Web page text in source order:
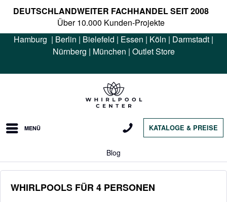
DEUTSCHLANDWEITER FACHHANDEL SEIT 2008
Über 10.000 Kunden-Projekte
Hamburg | Berlin | Bielefeld | Essen | Köln | Darmstadt |
Nürnberg | München | Outlet Store
MENÜ KATALOGE & PREISE
Blog
WHIRLPOOLS FÜR 4 PERSONEN